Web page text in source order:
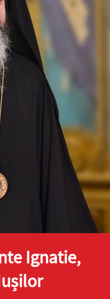
Ignatie,